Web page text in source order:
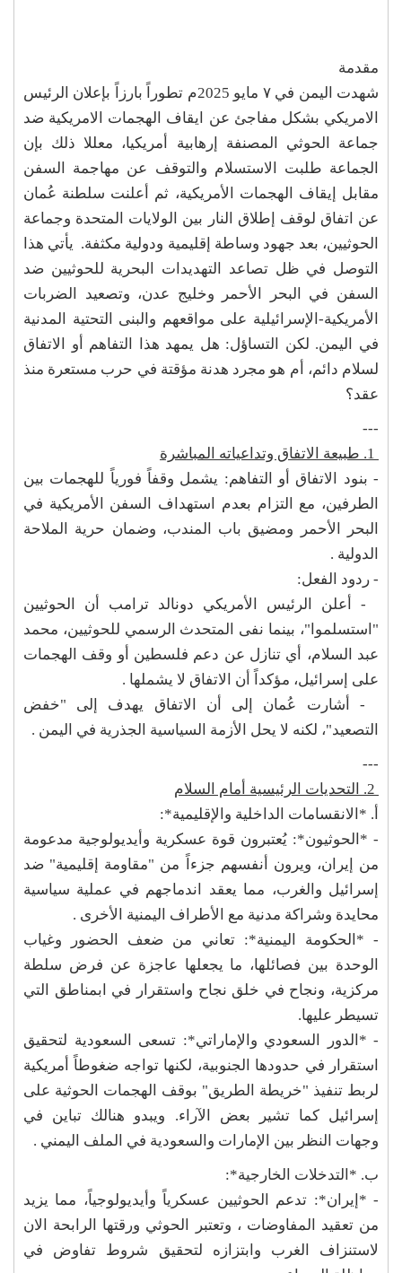
مقدمة
شهدت اليمن في ٧ مايو 2025م تطوراً بارزاً بإعلان الرئيس
الامريكي بشكل مفاجئ عن ايقاف الهجمات الامريكية ضد
جماعة الحوثي المصنفة إرهابية أمريكيا، معللا ذلك بإن
الجماعة طلبت الاستسلام والتوقف عن مهاجمة السفن
مقابل إيقاف الهجمات الأمريكية، ثم أعلنت سلطنة عُمان
عن اتفاق لوقف إطلاق النار بين الولايات المتحدة وجماعة
الحوثيين، بعد جهود وساطة إقليمية ودولية مكثفة. يأتي هذا
التوصل في ظل تصاعد التهديدات البحرية للحوثيين ضد
السفن في البحر الأحمر وخليج عدن، وتصعيد الضربات
الأمريكية-الإسرائيلية على مواقعهم والبنى التحتية المدنية
في اليمن. لكن التساؤل: هل يمهد هذا التفاهم أو الاتفاق
لسلام دائم، أم هو مجرد هدنة مؤقتة في حرب مستعرة منذ
عقد؟
---
- بنود الاتفاق أو التفاهم: يشمل وقفاً فورياً للهجمات بين
الطرفين، مع التزام بعدم استهداف السفن الأمريكية في
البحر الأحمر ومضيق باب المندب، وضمان حرية الملاحة
الدولية .
- ردود الفعل:
- أعلن الرئيس الأمريكي دونالد ترامب أن الحوثيين
"استسلموا"، بينما نفى المتحدث الرسمي للحوثيين، محمد
عبد السلام، أي تنازل عن دعم فلسطين أو وقف الهجمات
على إسرائيل، مؤكداً أن الاتفاق لا يشملها .
- أشارت عُمان إلى أن الاتفاق يهدف إلى "خفض
التصعيد"، لكنه لا يحل الأزمة السياسية الجذرية في اليمن .
---
أ. *الانقسامات الداخلية والإقليمية*:
- *الحوثيون*: يُعتبرون قوة عسكرية وأيديولوجية مدعومة
من إيران، ويرون أنفسهم جزءاً من "مقاومة إقليمية" ضد
إسرائيل والغرب، مما يعقد اندماجهم في عملية سياسية
محايدة وشراكة مدنية مع الأطراف اليمنية الأخرى .
- *الحكومة اليمنية*: تعاني من ضعف الحضور وغياب
الوحدة بين فصائلها، ما يجعلها عاجزة عن فرض سلطة
مركزية، ونجاح في خلق نجاح واستقرار في ابمناطق التي
تسيطر عليها.
- *الدور السعودي والإماراتي*: تسعى السعودية لتحقيق
استقرار في حدودها الجنوبية، لكنها تواجه ضغوطاً أمريكية
لربط تنفيذ "خريطة الطريق" بوقف الهجمات الحوثية على
إسرائيل كما تشير بعض الآراء. ويبدو هنالك تباين في
وجهات النظر بين الإمارات والسعودية في الملف اليمني .
ب. *التدخلات الخارجية*:
- *إيران*: تدعم الحوثيين عسكرياً وأيديولوجياً، مما يزيد
من تعقيد المفاوضات ، وتعتبر الحوثي ورقتها الرابحة الان
لاستنزاف الغرب وابتزازه لتحقيق شروط تفاوض في